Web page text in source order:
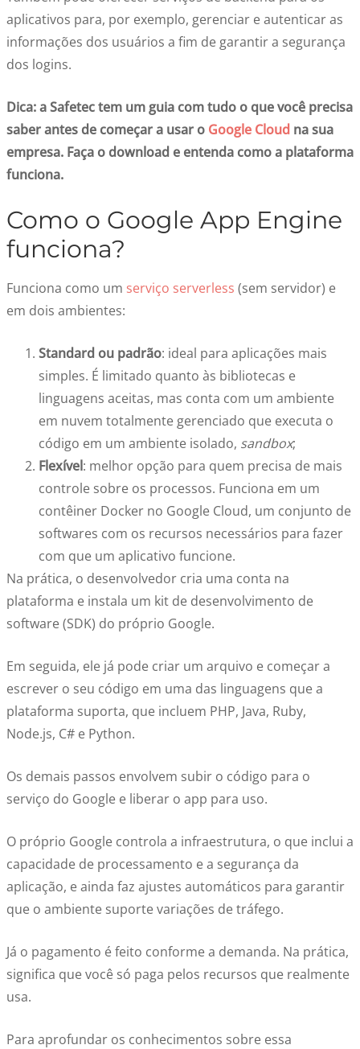
aplicativos para, por exemplo, gerenciar e autenticar as
informações dos usuários a fim de garantir a segurança
dos logins.
Dica: a Safetec tem um guia com tudo o que você precisa
saber antes de começar a usar o Google Cloud na sua
empresa. Faça o download e entenda como a plataforma
funciona.
Como o Google App Engine
funciona?
Funciona como um serviço serverless (sem servidor) e
em dois ambientes:
Standard ou padrão: ideal para aplicações mais
simples. É limitado quanto às bibliotecas e
linguagens aceitas, mas conta com um ambiente
em nuvem totalmente gerenciado que executa o
código em um ambiente isolado, sandbox;
Flexível: melhor opção para quem precisa de mais
controle sobre os processos. Funciona em um
contêiner Docker no Google Cloud, um conjunto de
softwares com os recursos necessários para fazer
com que um aplicativo funcione.
Na prática, o desenvolvedor cria uma conta na
plataforma e instala um kit de desenvolvimento de
software (SDK) do próprio Google.
Em seguida, ele já pode criar um arquivo e começar a
escrever o seu código em uma das linguagens que a
plataforma suporta, que incluem PHP, Java, Ruby,
Node.js, C# e Python.
Os demais passos envolvem subir o código para o
serviço do Google e liberar o app para uso.
O próprio Google controla a infraestrutura, o que inclui a
capacidade de processamento e a segurança da
aplicação, e ainda faz ajustes automáticos para garantir
que o ambiente suporte variações de tráfego.
Já o pagamento é feito conforme a demanda. Na prática,
significa que você só paga pelos recursos que realmente
usa.
Para aprofundar os conhecimentos sobre essa